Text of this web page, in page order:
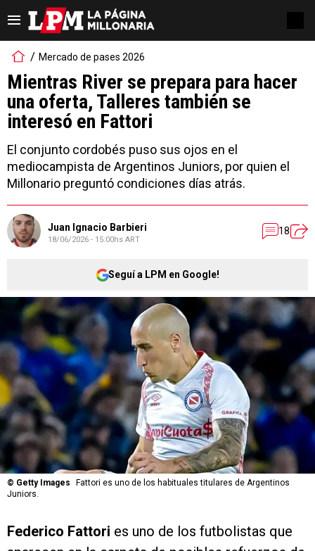
Mercado de pases 2026
Mientras River se prepara para hacer
una oferta, Talleres también se
interesó en Fattori
El conjunto cordobés puso sus ojos en el
mediocampista de Argentinos Juniors, por quien el
Millonario preguntó condiciones días atrás.
Juan Ignacio Barbieri
18/06/2026 - 15:00hs ART
18
Seguí a LPM en Google!
© Getty Images
Fattori es uno de los habituales titulares de Argentinos
Juniors.
Federico Fattori es uno de los futbolistas que